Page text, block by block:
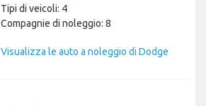
Tipi di veicoli: 4
Compagnie di noleggio: 8
Visualizza le auto a noleggio di Dodge